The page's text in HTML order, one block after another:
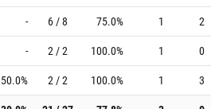
- 6 / 8 75.0% 1 2
- 2 / 2 100.0% 1 0
50.0% 2 / 2 100.0% 1 3